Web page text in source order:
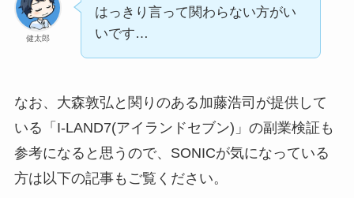
健太郎
はっきり言って関わらない方がい
いです…
なお、大森敦弘と関りのある加藤浩司が提供して
いる「I-LAND7(アイランドセブン)」の副業検証も
参考になると思うので、SONICが気になっている
方は以下の記事もご覧ください。